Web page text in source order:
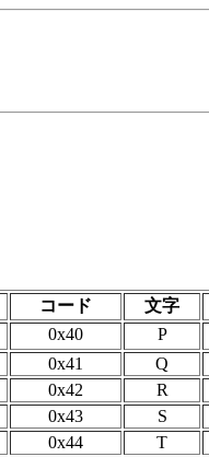
コード 文字
0x40 P
0x41 Q
0x42 R
0x43 S
0x44 T